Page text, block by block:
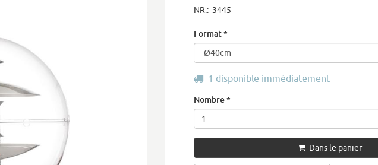
NR.: 3445
Format*
1 disponible immédiatement
Nombre*
Dans le panier